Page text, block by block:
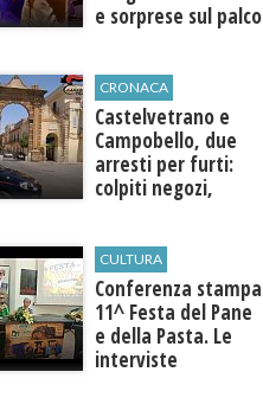
e sorprese sul palco
CRONACA
Castelvetrano e
Campobello, due
arresti per furti:
colpiti negozi,
CULTURA
Conferenza stampa
11^ Festa del Pane
e della Pasta. Le
interviste